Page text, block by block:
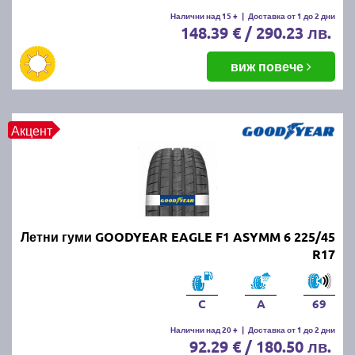
Летните гуми се считат за износени, когато
дълбочината на протектора падне под 1.6 мм.
Въпреки това, за по-добро сцепление и
безопасност се препоръчва смяната им при
дълбочина под 3 мм.
ПРОЧЕТИ ОЩЕ:Има ли закон за зимни гуми в
България?
Можем ли да шофираме със
зимни гуми през лятото?
Въпреки че е законно, не се препоръчва, защото
зимните гуми са направени от по-мека смес, която
се износва по-бързо при високи температури.
Освен това, те имат по-дълъг спирачен път и по-
слабо сцепление на суха и мокра настилка през
Налични над 15 + | Доставка от 1 до 2 дни
148.39 € / 290.23 лв.
виж повече
Акцент
Летни гуми GOODYEAR EAGLE F1 ASYMM 6 225/45
R17
C A 69
Налични над 20 + | Доставка от 1 до 2 дни
92.29 € / 180.50 лв.